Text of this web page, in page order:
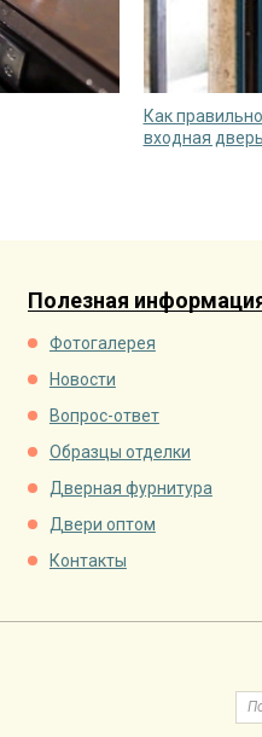
Как
входная дверь
Полезная
Фотогалерея
Новости
Вопрос-ответ
Образцы отделки
Дверная фурнитура
Двери оптом
Контакты